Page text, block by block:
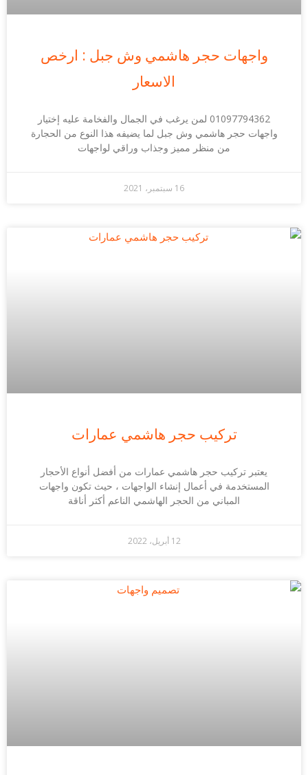
واجهات حجر هاشمي وش جبل : ارخص
الاسعار
01097794362 لمن يرغب في الجمال والفخامة عليه إختيار
واجهات حجر هاشمي وش جبل لما يضيفه هذا النوع من الحجارة
من منظر مميز وجذاب وراقي لواجهات
16 سبتمبر، 2021
تركيب حجر هاشمي عمارات
يعتبر تركيب حجر هاشمي عمارات من أفضل أنواع الأحجار
المستخدمة في أعمال إنشاء الواجهات ، حيث تكون واجهات
المباني من الحجر الهاشمي الناعم أكثر أناقة
12 أبريل، 2022